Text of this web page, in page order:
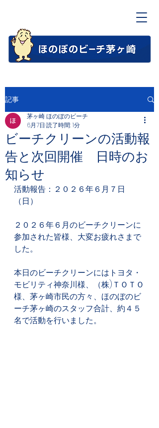
記事
ビーチクリーンの活動報
告と次回開催 日時のお
知らせ
茅ヶ崎 ほのぼのビーチ
6月7日 読了時間: 1分
活動報告：２０２６年６月７日
（日）
２０２６年６月のビーチクリーンに
参加された皆様、大変お疲れさまで
した。
本日のビーチクリーンにはトヨタ・
モビリティ神奈川様、（株)ＴＯＴＯ
様、茅ヶ崎市民の方々、ほのぼのビ
ーチ茅ヶ崎のスタッフ合計、約４５
名で活動を行いました。